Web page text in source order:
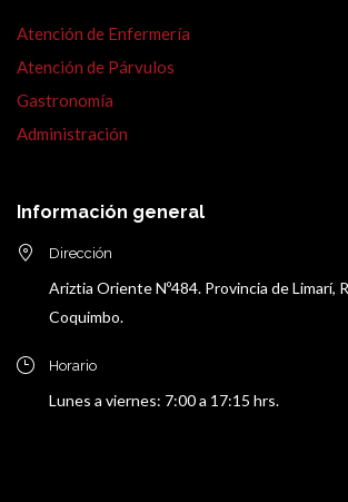
Atención de Enfermería
Atención de Párvulos
Gastronomía
Administración
Información general
Dirección
Ariztia Oriente Nº484. Provincia de Limarí,
Coquimbo.
Horario
Lunes a viernes: 7:00 a 17:15 hrs.